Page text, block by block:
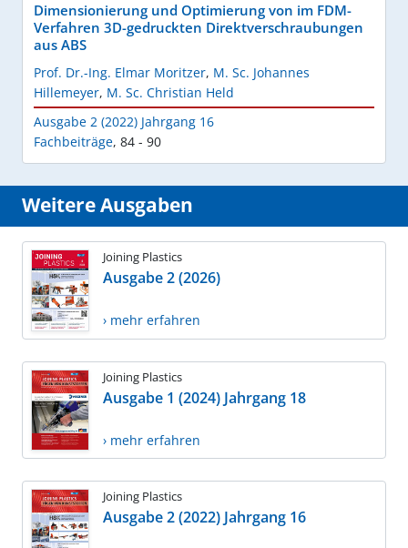
Dimensionierung und Optimierung von im FDM-
Verfahren 3D-gedruckten Direktverschraubungen
aus ABS
Prof. Dr.-Ing. Elmar Moritzer, M. Sc. Johannes
Hillemeyer, M. Sc. Christian Held
Ausgabe 2 (2022) Jahrgang 16
Fachbeiträge, 84 - 90
Weitere Ausgaben
Joining Plastics
Ausgabe 2 (2026)
› mehr erfahren
Joining Plastics
Ausgabe 1 (2024) Jahrgang 18
› mehr erfahren
Joining Plastics
Ausgabe 2 (2022) Jahrgang 16